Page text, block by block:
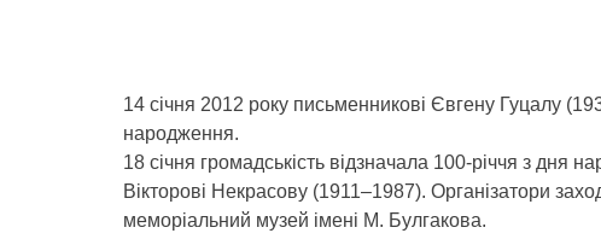
14 січня 2012 року письменникові Євгену Гуцалу
народження.
18 січня громадськість відзначала 100-річчя з дня
Вікторові Некрасову (1911–1987). Організатори
меморіальний музей імені М. Булгакова.